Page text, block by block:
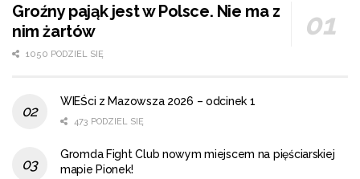
Groźny pająk jest w Polsce. Nie ma z
nim żartów
1050 PODZIEL SIĘ
WIEŚci z Mazowsza 2026 – odcinek 1
473 PODZIEL SIĘ
Gromda Fight Club nowym miejscem na pięściarskiej
mapie Pionek!